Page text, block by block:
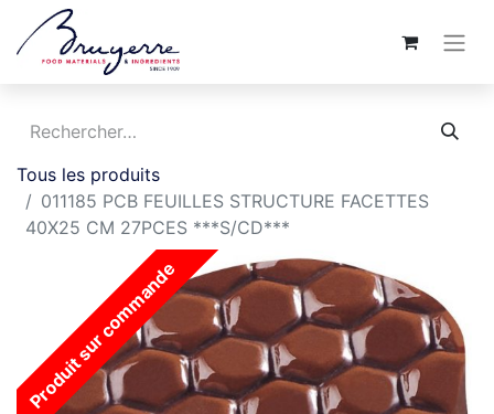
Tous les produits
011185 PCB FEUILLES STRUCTURE FACETTES
40X25 CM 27PCES ***S/CD***
Produit sur commande